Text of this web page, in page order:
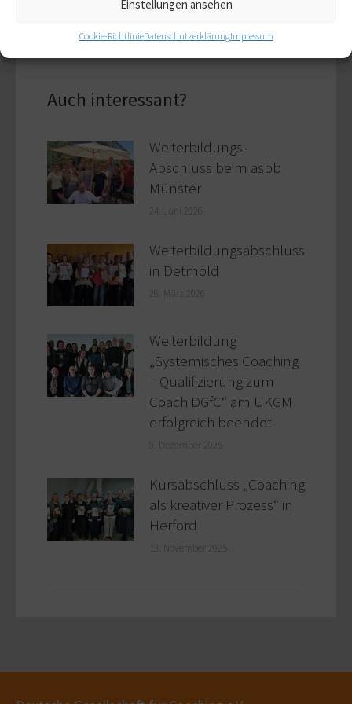
Einstellungen ansehen
Cookie-RichtlinieDatenschutzerklärungImpressum
Auch interessant?
Weiterbildungs-
Abschluss beim asbb
Münster
24. Juni 2026
Weiterbildungsabschluss
in Detmold
26. März 2026
Weiterbildung
„Systemisches Coaching
– Qualifizierung zum
Coach DGfC“ am UKGM
erfolgreich beendet
9. Dezember 2025
Kursabschluss „Coaching
als kreativer Prozess“ in
Herford
13. November 2025